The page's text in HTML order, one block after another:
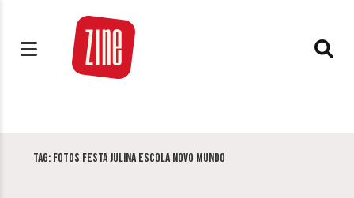
Tag: fotos Festa Julina Escola Novo Mundo